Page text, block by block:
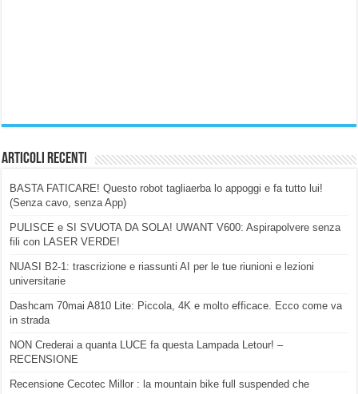
Articoli Recenti
BASTA FATICARE! Questo robot tagliaerba lo appoggi e fa tutto lui!
(Senza cavo, senza App)
PULISCE e SI SVUOTA DA SOLA! UWANT V600: Aspirapolvere senza
fili con LASER VERDE!
NUASI B2-1: trascrizione e riassunti AI per le tue riunioni e lezioni
universitarie
Dashcam 70mai A810 Lite: Piccola, 4K e molto efficace. Ecco come va
in strada
NON Crederai a quanta LUCE fa questa Lampada Letour! –
RECENSIONE
Recensione Cecotec Millor : la mountain bike full suspended che